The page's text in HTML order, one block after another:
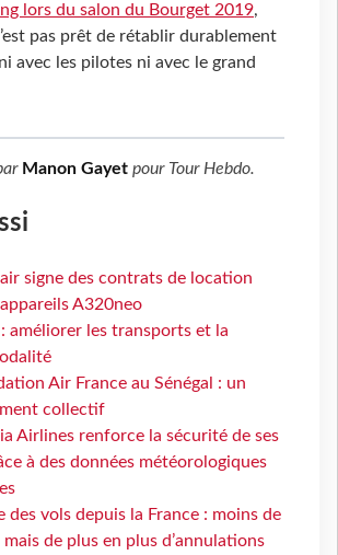
lors du salon du Bourget 2019,
pas prêt de rétablir durablement
avec les pilotes ni avec le grand
Manon Gayet pour Tour Hebdo.
signe des contrats de location
A320neo
: améliorer les transports et la
Air France au Sénégal : un
collectif
Airlines renforce la sécurité de ses
à des données météorologiques
des vols depuis la France : moins de
de plus en plus d’annulations